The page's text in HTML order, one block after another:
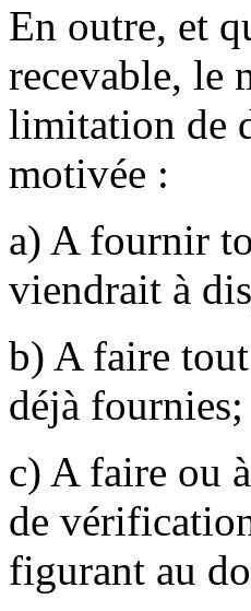
En outre, et
recevable, le
limitation de
motivée :
a) A fournir
viendrait à
b) A faire
déjà fournies;
c) A faire ou
de
figurant au